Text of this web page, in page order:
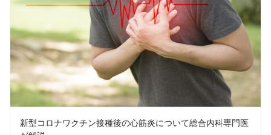
新型コロナワクチン接種後の心筋炎について総合内科専門医